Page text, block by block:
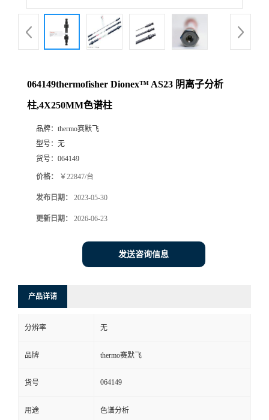
064149thermofisher Dionex™ AS23 阴离子分析
柱,4X250MM色谱柱
品牌： thermo赛默飞
型号： 无
货号： 064149
价格： ￥22847/台
发布日期： 2023-05-30
更新日期： 2026-06-23
发送咨询信息
产品详请
分辨率 无
品牌 thermo赛默飞
货号 064149
用途 色谱分析